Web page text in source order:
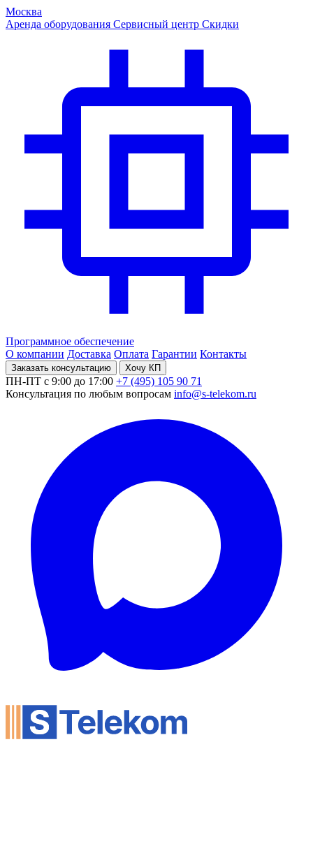
Москва
Аренда оборудования Сервисный центр Скидки
Программное обеспечение
О компании Доставка Оплата Гарантии Контакты
Заказать консультацию Хочу КП
ПН-ПТ с 9:00 до 17:00 +7 (495) 105 90 71
Консультация по любым вопросам info@s-telekom.ru